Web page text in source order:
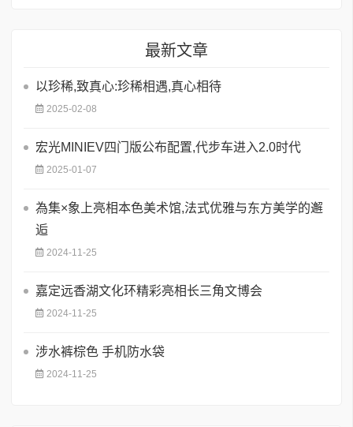
最新文章
以珍稀,致真心:珍稀相遇,真心相待
2025-02-08
宏光MINIEV四门版公布配置,代步车进入2.0时代
2025-01-07
為集×象上亮相本色美术馆,法式优雅与东方美学的邂
逅
2024-11-25
嘉定远香湖文化环精彩亮相长三角文博会
2024-11-25
涉水裤棕色 手机防水袋
2024-11-25